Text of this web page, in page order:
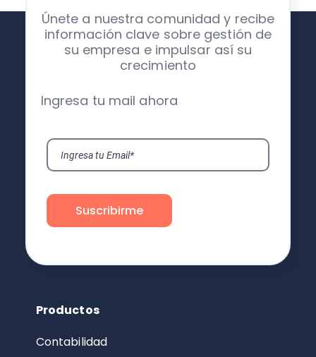
Únete a nuestra comunidad y recibe
información clave sobre gestión de
su empresa e impulsar así su
crecimiento
Ingresa tu mail ahora
Productos
Contabilidad